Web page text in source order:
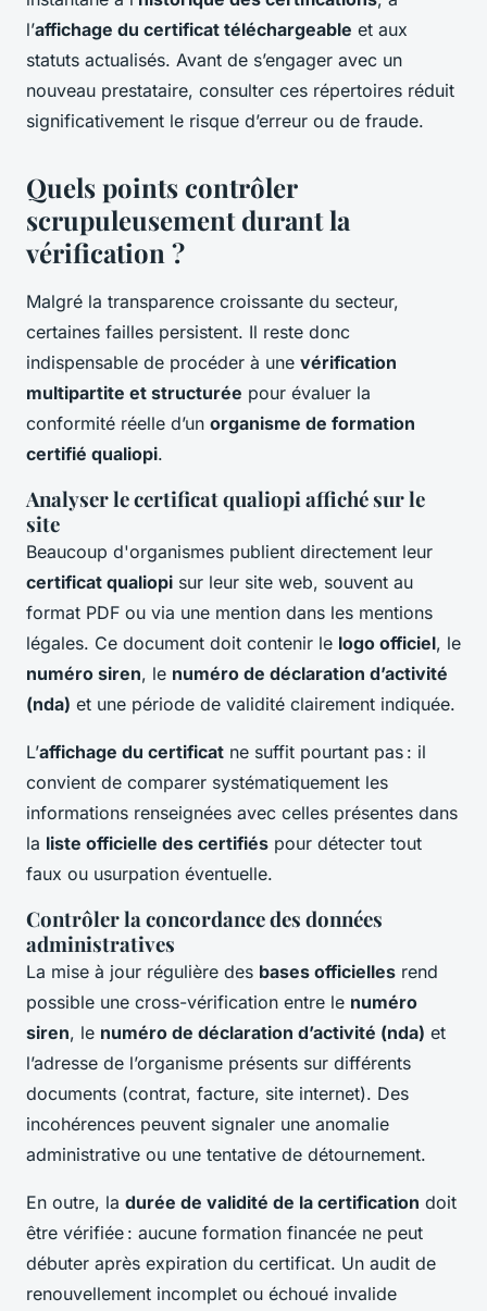
l’affichage du certificat téléchargeable et aux
statuts actualisés. Avant de s’engager avec un
nouveau prestataire, consulter ces répertoires réduit
significativement le risque d’erreur ou de fraude.
Quels points contrôler
scrupuleusement durant la
vérification ?
Malgré la transparence croissante du secteur,
certaines failles persistent. Il reste donc
indispensable de procéder à une vérification
multipartite et structurée pour évaluer la
conformité réelle d’un organisme de formation
certifié qualiopi.
Analyser le certificat qualiopi affiché sur le
site
Beaucoup d'organismes publient directement leur
certificat qualiopi sur leur site web, souvent au
format PDF ou via une mention dans les mentions
légales. Ce document doit contenir le logo officiel, le
numéro siren, le numéro de déclaration d’activité
(nda) et une période de validité clairement indiquée.
L’affichage du certificat ne suffit pourtant pas : il
convient de comparer systématiquement les
informations renseignées avec celles présentes dans
la liste officielle des certifiés pour détecter tout
faux ou usurpation éventuelle.
Contrôler la concordance des données
administratives
La mise à jour régulière des bases officielles rend
possible une cross-vérification entre le numéro
siren, le numéro de déclaration d’activité (nda) et
l’adresse de l’organisme présents sur différents
documents (contrat, facture, site internet). Des
incohérences peuvent signaler une anomalie
administrative ou une tentative de détournement.
En outre, la durée de validité de la certification doit
être vérifiée : aucune formation financée ne peut
débuter après expiration du certificat. Un audit de
renouvellement incomplet ou échoué invalide